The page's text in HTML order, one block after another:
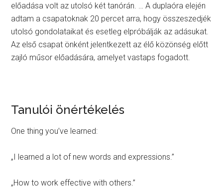
előadása volt az utolsó két tanórán. … A duplaóra elején
adtam a csapatoknak 20 percet arra, hogy összeszedjék
utolsó gondolataikat és esetleg elpróbálják az adásukat.
Az első csapat önként jelentkezett az élő közönség előtt
zajló műsor előadására, amelyet vastaps fogadott.
Tanulói önértékelés
One thing you’ve learned:
„I learned a lot of new words and expressions.”
„How to work effective with others.”